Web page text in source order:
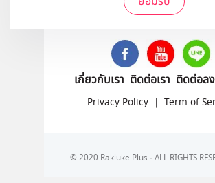
ติดตามเราได้ที่
เกี่ยวกับเรา ติดต่อเรา ติดต่อล
Privacy Policy | Term of
© 2020 Rakluke Plus - ALL RIGHTS